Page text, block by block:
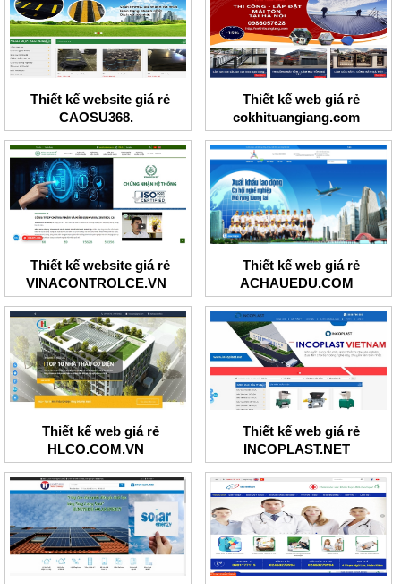
Thiết kế website giá rẻ
CAOSU368.
Thiết kế web giá rẻ
cokhituangiang.com
Thiết kế website giá rẻ
VINACONTROLCE.VN
Thiết kế web giá rẻ
ACHAUEDU.COM
Thiết kế web giá rẻ
HLCO.COM.VN
Thiết kế web giá rẻ
INCOPLAST.NET